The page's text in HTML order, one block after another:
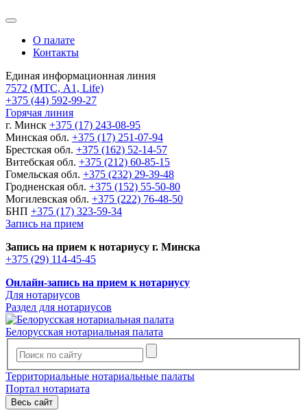
О палате
Контакты
Единая информационная линия
7572 (МТС, A1, Life)
+375 (44) 592-99-27
Горячая линия
г. Минск +375 (17) 243-08-95
Минская обл. +375 (17) 251-07-94
Брестская обл. +375 (162) 52-14-57
Витебская обл. +375 (212) 60-85-15
Гомельская обл. +375 (232) 29-39-48
Гродненская обл. +375 (152) 55-50-80
Могилевская обл. +375 (222) 76-48-50
БНП +375 (17) 323-59-34
Запись на прием
Запись на прием к нотариусу г. Минска
+375 (29) 114-45-45
Онлайн-запись на прием к нотариусу
Для нотариусов
Раздел для нотариусов
Белорусская нотариальная палата
Территориальные нотариальные палаты
Портал нотариата
Весь сайт